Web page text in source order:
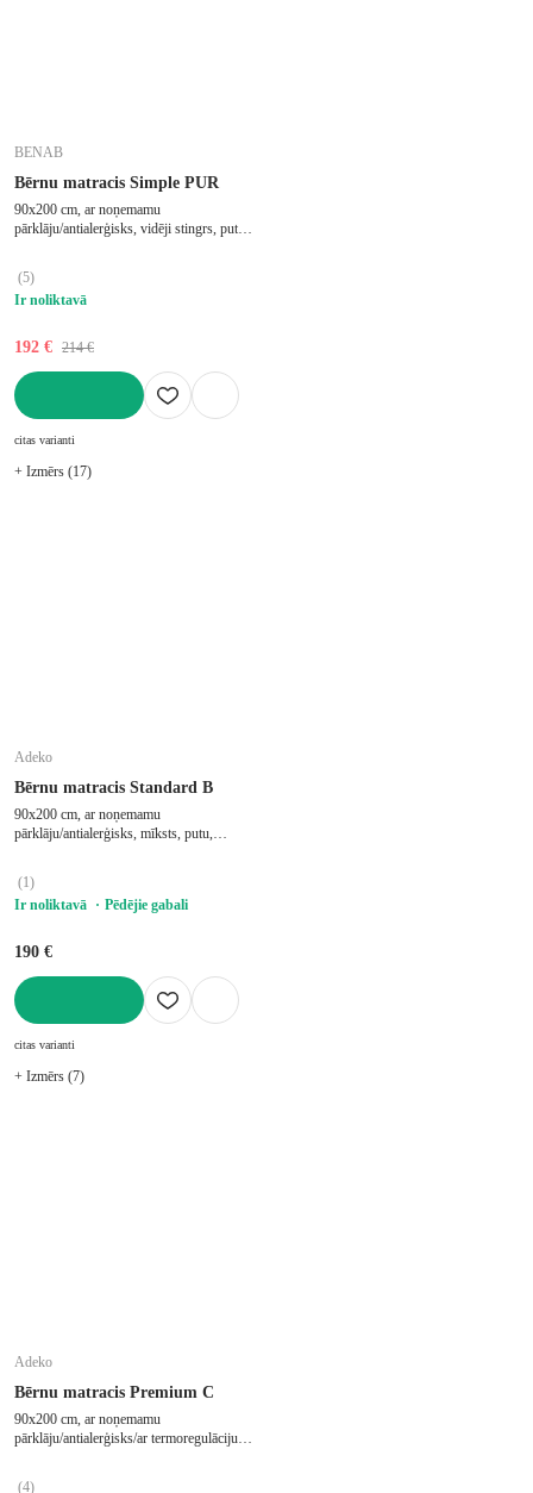
BENAB
Bērnu matracis Simple PUR
90x200 cm, ar noņemamu
pārklāju/antialerģisks, vidēji stingrs, putu,
(5)
Ir noliktavā
192 € 214 €
citas varianti
+ Izmērs (17)
Adeko
Bērnu matracis Standard B
90x200 cm, ar noņemamu
pārklāju/antialerģisks, mīksts, putu,
(1)
Ir noliktavā
Pēdējie gabali
190 €
citas varianti
+ Izmērs (7)
Adeko
Bērnu matracis Premium C
90x200 cm, ar noņemamu
pārklāju/antialerģisks/ar termoregulāciju,
(4)